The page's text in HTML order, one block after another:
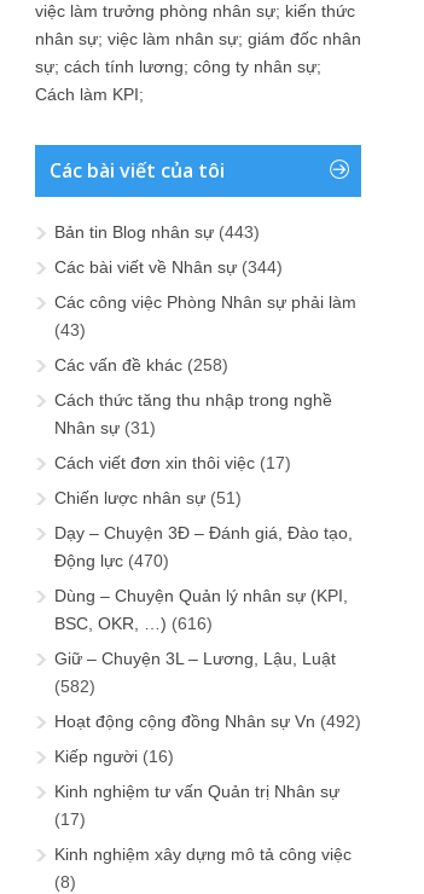
việc làm trưởng phòng nhân sự; kiến thức
nhân sự; việc làm nhân sự; giám đốc nhân
sự; cách tính lương; công ty nhân sự;
Cách làm KPI;
Các bài viết của tôi
Bản tin Blog nhân sự (443)
Các bài viết về Nhân sự (344)
Các công việc Phòng Nhân sự phải làm
(43)
Các vấn đề khác (258)
Cách thức tăng thu nhập trong nghề
Nhân sự (31)
Cách viết đơn xin thôi việc (17)
Chiến lược nhân sự (51)
Dạy – Chuyện 3Đ – Đánh giá, Đào tạo,
Động lực (470)
Dùng – Chuyện Quản lý nhân sự (KPI,
BSC, OKR, …) (616)
Giữ – Chuyện 3L – Lương, Lậu, Luật
(582)
Hoạt động cộng đồng Nhân sự Vn (492)
Kiếp người (16)
Kinh nghiệm tư vấn Quản trị Nhân sự
(17)
Kinh nghiệm xây dựng mô tả công việc
(8)